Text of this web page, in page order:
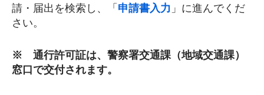
請・届出を検索し、「申請書入力 」に進んでくだ
さい。
※ 通行許可証は、警察署交通課（地域交通課）
窓口で交付されます。